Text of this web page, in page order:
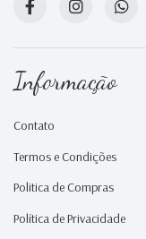
Informação
Contato
Termos e Condições
Politica de Compras
Política de Privacidade